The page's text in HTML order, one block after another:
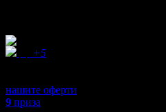
+5
нашите оферти
9 приза